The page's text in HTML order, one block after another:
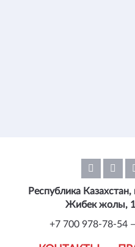
Республика
Жибек жолы,
+7 700 978-78-54